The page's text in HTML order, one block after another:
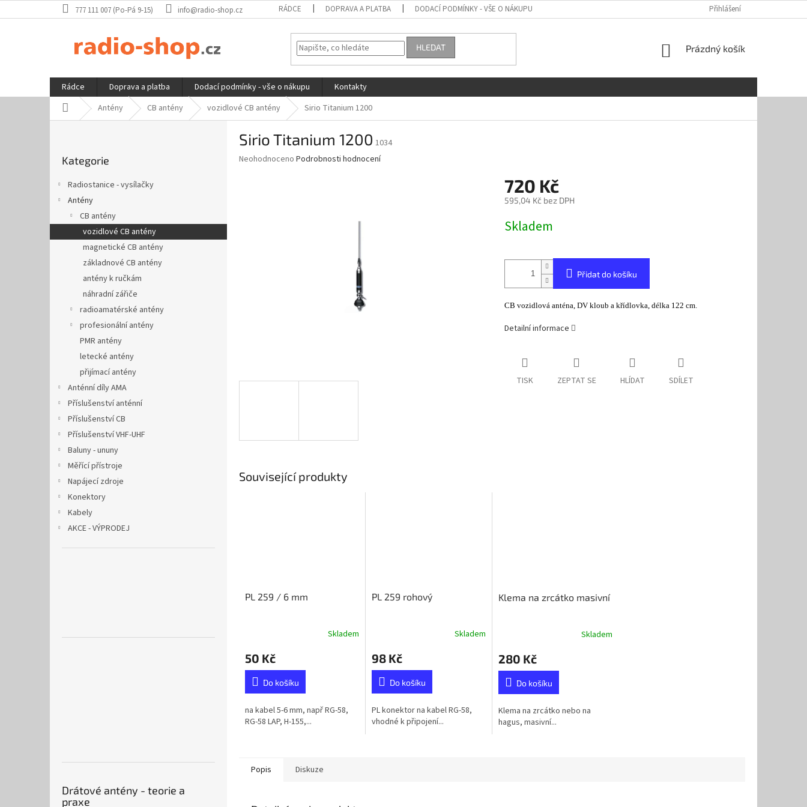
na
777 111 007 (Po-Pá 9-15) info@radio-shop.cz RÁDCE DOPRAVA A PLATBA DODACÍ PODMÍNKY - VŠE O NÁKUPU REKLAMAČNÍ ŘÁD GDPR
Přihlášení
HLEDAT
NÁKUPNÍ
Prázdný košík
Rádce Doprava a platba Dodací podmínky - vše o nákupu
Kontakty
Domů Antény CB antény vozidlové CB antény Sirio Titanium 1200
kategorie
Kategorie
Radiostanice - vysílačky
Antény
CB antény
vozidlové CB antény
magnetické CB antény
základnové CB antény
antény k ručkám
náhradní zářiče
radioamatérské antény
profesionální antény
PMR antény
letecké antény
přijímací antény
Anténní díly AMA
Příslušenství anténní
Příslušenství CB
Příslušenství VHF-UHF
Baluny - ununy
Měřící přístroje
Napájecí zdroje
Konektory
Kabely
AKCE - VÝPRODEJ
Drátové antény - teorie a
praxe
Sirio Titanium 1200 1034
Průměrné
Neohodnoceno Podrobnosti hodnocení
720 Kč
595,04 Kč bez DPH
cena:
Skladem
Přidat do košíku
CB vozidlová anténa, DV kloub a křídlovka, délka 122 cm.
Detailní informace
TISK ZEPTAT SE HLÍDAT SDÍLET
Související produkty
PL 259 / 6 mm
Skladem
50 Kč
Do košíku
na kabel 5-6 mm, např RG-58,
RG-58 LAP, H-155,...
PL 259 rohový
Skladem
98 Kč
Do košíku
PL konektor na kabel RG-58,
vhodné k připojení...
Klema na zrcátko masivní
Skladem
280 Kč
Do košíku
Klema na zrcátko nebo na
hagus, masivní...
Popis Diskuze